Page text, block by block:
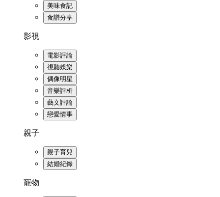
美味食記
食譜分享
影視
電影評論
視聽娛樂
偶像明星
音樂評析
藝文評論
戀愛情事
親子
親子育兒
結婚紀錄
寵物